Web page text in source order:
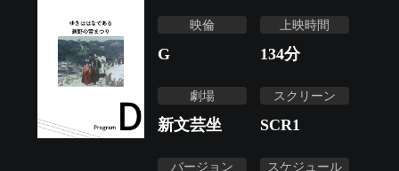
映倫
G
上映時間
134分
劇場
新文芸坐
スクリーン
SCR1
バージョン スケジュール